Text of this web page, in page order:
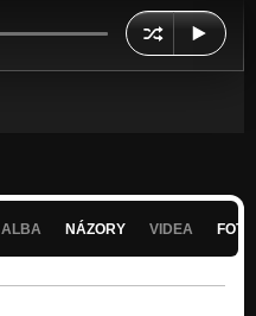
ALBA NÁZORY VIDEA